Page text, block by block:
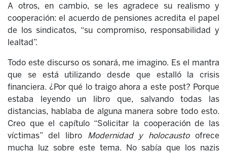
A otros, en cambio, se les agradece su realismo y
cooperación: el acuerdo de pensiones acredita el papel
de los sindicatos, “su compromiso, responsabilidad y
lealtad”.
Todo este discurso os sonará, me imagino. Es el mantra
que se está utilizando desde que estalló la crisis
financiera. ¿Por qué lo traigo ahora a este post? Porque
estaba leyendo un libro que, salvando todas las
distancias, hablaba de alguna manera sobre todo esto.
Creo que el capítulo “Solicitar la cooperación de las
víctimas” del libro Modernidad y holocausto ofrece
mucha luz sobre este tema. No sabía que los nazis